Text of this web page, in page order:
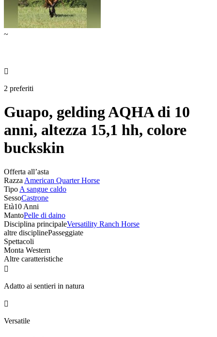
~

2 preferiti
Guapo, gelding AQHA di 10
anni, altezza 15,1 hh, colore
buckskin
Offerta all’asta
Razza American Quarter Horse
Tipo A sangue caldo
SessoCastrone
Età10 Anni
MantoPelle di daino
Disciplina principaleVersatility Ranch Horse
altre disciplinePasseggiate
Spettacoli
Monta Western
Altre caratteristiche

Adatto ai sentieri in natura

Versatile